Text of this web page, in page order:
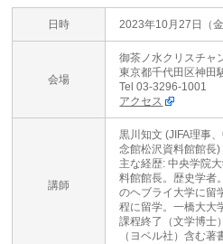
日時 2023年10月27日（
会場
御茶ノ水クリスチャ
東京都千代田区神田
Tel 03-3296-1001
アクセス
講師
黒川知文 (JIFA理事
念館松沢資料館館長)
主な経歴: 中央学院
料館館長。歴史学者
のヘブライ大学に留
程に留学。一橋大大
課程終了（文学博士
（ヨベル社）含む著